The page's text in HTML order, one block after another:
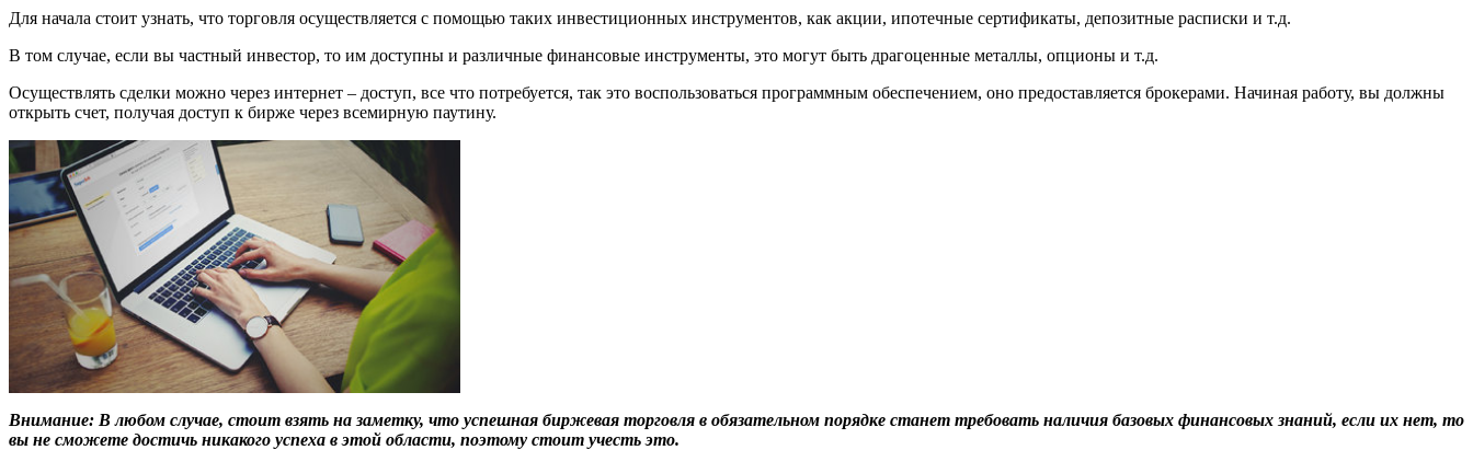
Для начала стоит узнать, что торговля осуществляется с помощью таких инвестиционных инструментов, как акции, ипотечные сертификаты, депозитные расписки и т.д.
В том случае, если вы частный инвестор, то им доступны и различные финансовые инструменты, это могут быть драгоценные металлы, опционы и т.д.
Осуществлять сделки можно через интернет – доступ, все что потребуется, так это воспользоваться программным обеспечением, оно предоставляется брокерами. Начиная работу, вы должны
открыть счет, получая доступ к бирже через всемирную паутину.
Внимание: В любом случае, стоит взять на заметку, что успешная биржевая торговля в обязательном порядке станет требовать наличия базовых финансовых знаний, если их нет, то
вы не сможете достичь никакого успеха в этой области, поэтому стоит учесть это.